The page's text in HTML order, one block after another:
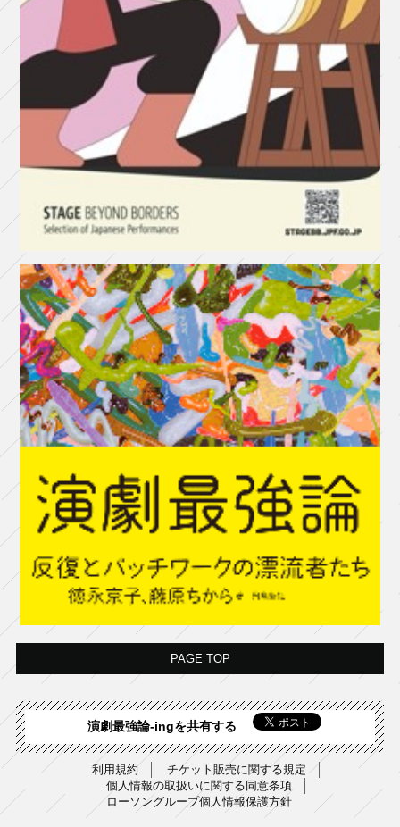
PAGE TOP
演劇最強論-ingを共有する
利用規約
チケット販売に関する規定
個人情報の取扱いに関する同意条項
ローソングループ個人情報保護方針